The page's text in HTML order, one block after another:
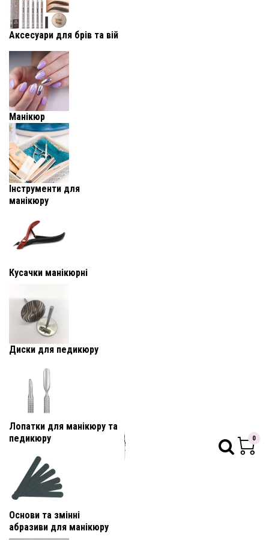
Аксесуари для брів та вій
Манікюр
Інструменти для
манікюру
Кусачки манікюрні
Диски для педикюру
Лопатки для манікюру та
педикюру
Основи та змінні
абразиви для манікюру
0